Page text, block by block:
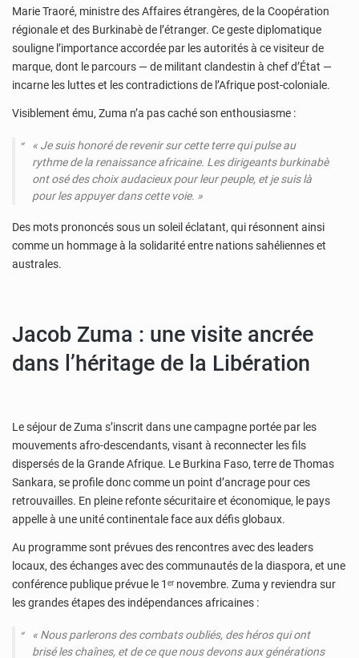
Marie Traoré, ministre des Affaires étrangères, de la Coopération
régionale et des Burkinabè de l’étranger. Ce geste diplomatique
souligne l’importance accordée par les autorités à ce visiteur de
marque, dont le parcours — de militant clandestin à chef d’État —
incarne les luttes et les contradictions de l’Afrique post-coloniale.
Visiblement ému, Zuma n’a pas caché son enthousiasme :
« Je suis honoré de revenir sur cette terre qui pulse au
rythme de la renaissance africaine. Les dirigeants burkinabè
ont osé des choix audacieux pour leur peuple, et je suis là
pour les appuyer dans cette voie. »
Des mots prononcés sous un soleil éclatant, qui résonnent ainsi
comme un hommage à la solidarité entre nations sahéliennes et
australes.
Jacob Zuma : une visite ancrée
dans l’héritage de la Libération
Le séjour de Zuma s’inscrit dans une campagne portée par les
mouvements afro-descendants, visant à reconnecter les fils
dispersés de la Grande Afrique. Le Burkina Faso, terre de Thomas
Sankara, se profile donc comme un point d’ancrage pour ces
retrouvailles. En pleine refonte sécuritaire et économique, le pays
appelle à une unité continentale face aux défis globaux.
Au programme sont prévues des rencontres avec des leaders
locaux, des échanges avec des communautés de la diaspora, et une
conférence publique prévue le 1ᵉʳ novembre. Zuma y reviendra sur
les grandes étapes des indépendances africaines :
« Nous parlerons des combats oubliés, des héros qui ont
brisé les chaînes, et de ce que nous devons aux générations